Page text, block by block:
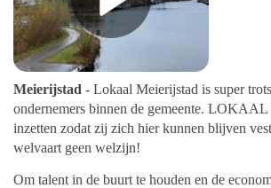
Meierijstad - Lokaal Meierijstad is super
ondernemers binnen de gemeente.
inzetten zodat zij zich hier kunnen blijven
welvaart geen welzijn!
Om talent in de buurt te houden en de